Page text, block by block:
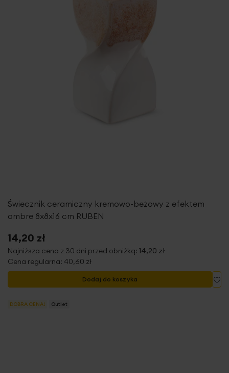
Świecznik ceramiczny kremowo-beżowy z efektem
ombre 8x8x16 cm RUBEN
14,20 zł
Najniższa cena z 30 dni przed obniżką: 14,20 zł
Cena regularna: 40,60 zł
Dodaj do koszyka
DOBRA CENA! Outlet